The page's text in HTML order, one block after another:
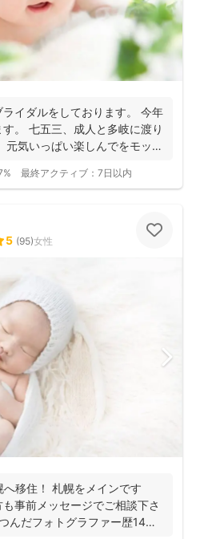
ライダルをしております。 今年
。 七五三、成人と多岐に渡り
元気いっぱい楽しんでをモット
最終アクティブ： 7日以内
5 (95)女性
移住！ 札幌をメインです
事前メッセージでご相談下さ
んだフォトグラファー歴14年